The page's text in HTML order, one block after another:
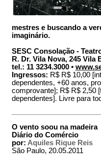
mestres e buscando a
imaginário.
SESC Consolação -
R. Dr. Vila Nova, 245 Vila
tel.: 11 3234.3000 •
Ingressos: R$ R$ 10,00
dependentes, +60 anos,
comprovante]; R$ R$ 2,50
dependentes]. Livre para
O vento soou na madeira
Diário do Comércio
por: Aquiles Rique Reis
São Paulo, 20.05.2011